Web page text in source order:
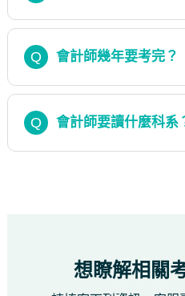
Q 會計師幾年要考完？
Q 會計師要讀什麼科系
想瞭解相關